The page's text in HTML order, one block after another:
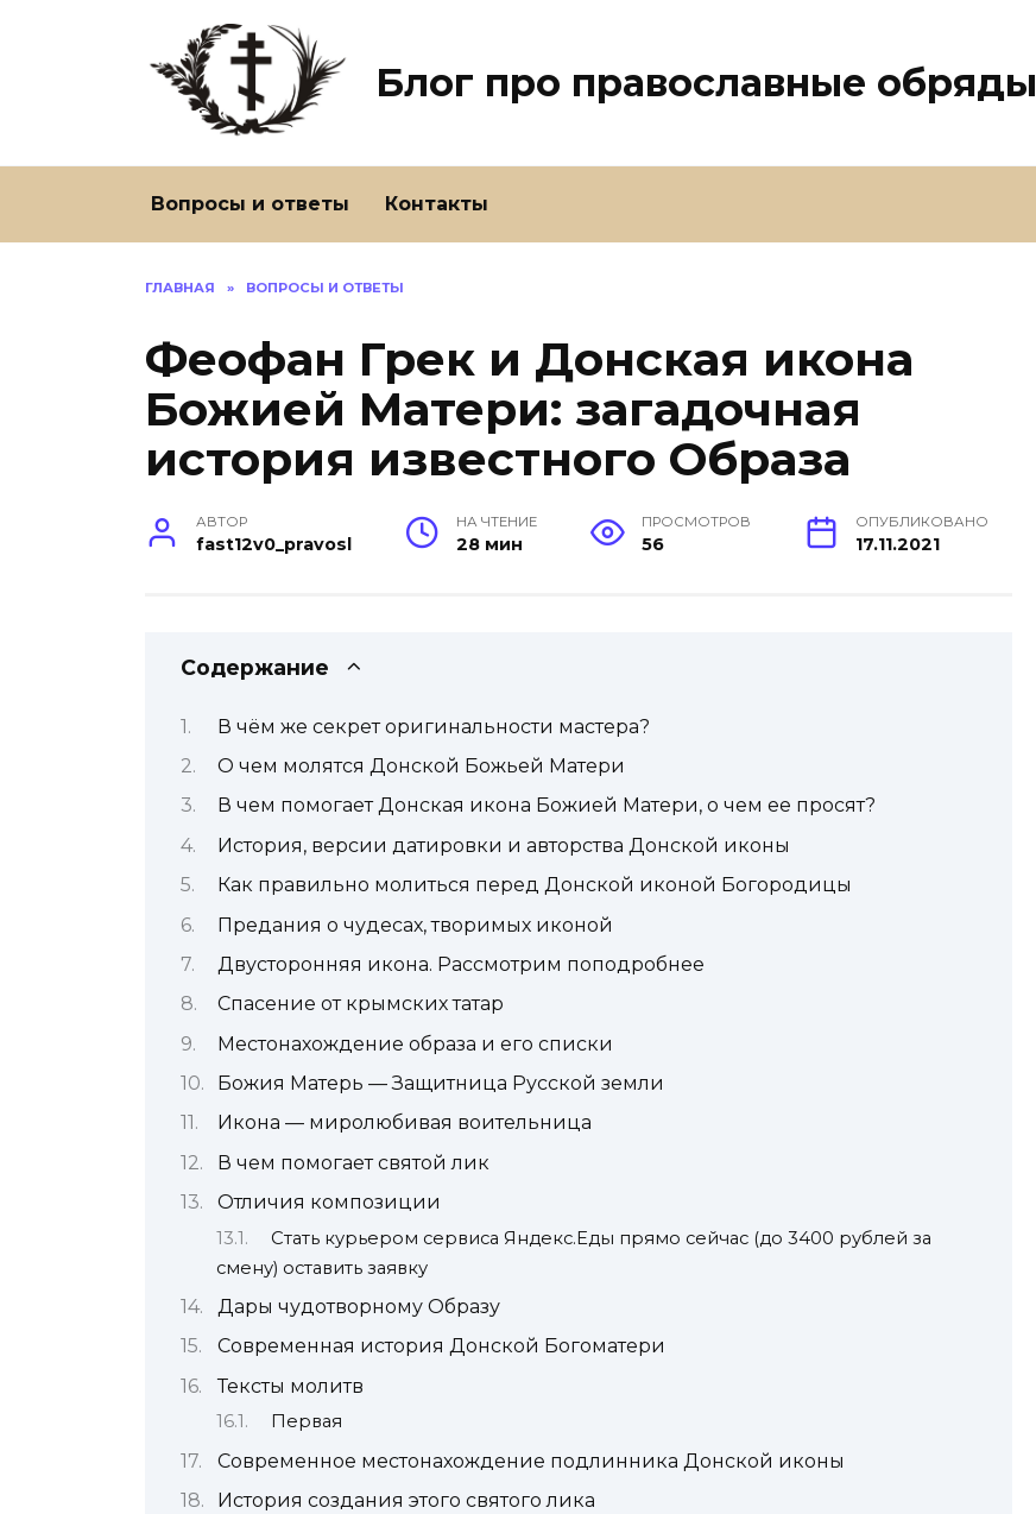
Блог про православные обряды
Вопросы и ответы Контакты
ГЛАВНАЯ » ВОПРОСЫ И ОТВЕТЫ
Феофан Грек и Донская икона
Божией Матери: загадочная
история известного Образа
АВТОР
fast12v0_pravosl
НА ЧТЕНИЕ
28 мин
ПРОСМОТРОВ
56
ОПУБЛИКОВАНО
17.11.2021
Содержание
В чём же секрет оригинальности мастера?
О чем молятся Донской Божьей Матери
В чем помогает Донская икона Божией Матери, о чем ее просят?
История, версии датировки и авторства Донской иконы
Как правильно молиться перед Донской иконой Богородицы
Предания о чудесах, творимых иконой
Двусторонняя икона. Рассмотрим поподробнее
Спасение от крымских татар
Местонахождение образа и его списки
Божия Матерь — Защитница Русской земли
Икона — миролюбивая воительница
В чем помогает святой лик
Отличия композиции
Стать курьером сервиса Яндекс.Еды прямо сейчас (до 3400 рублей за
смену) оставить заявку
Дары чудотворному Образу
Современная история Донской Богоматери
Тексты молитв
Первая
Современное местонахождение подлинника Донской иконы
История создания этого святого лика